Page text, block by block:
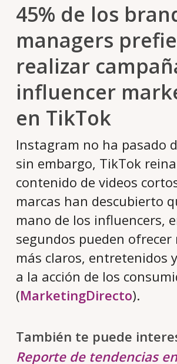
45% de los
managers
realizar
influencer
en TikTok
Instagram no ha pasado
sin embargo, TikTok
contenido de videos
marcas han descubierto
mano de los influencers,
segundos pueden ofrecer
más claros, entretenidos
a la acción de los
(MarketingDirecto).
También te puede
Reporte de tendencias